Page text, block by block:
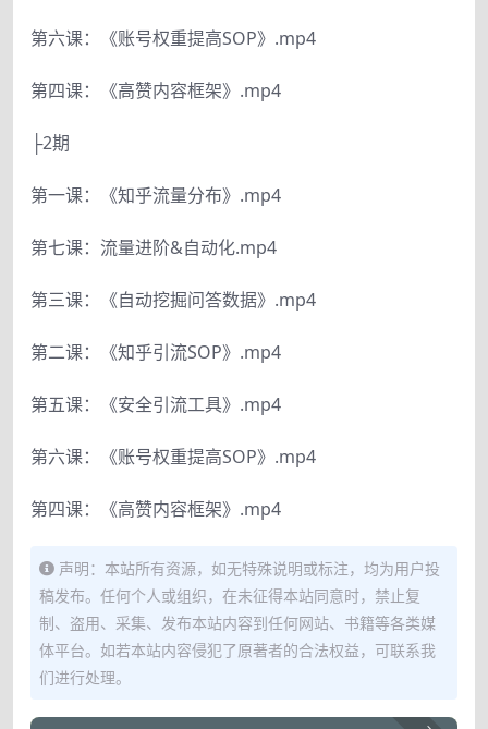
第六课：《账号权重提高SOP》.mp4
第四课：《高赞内容框架》.mp4
├2期
第一课：《知乎流量分布》.mp4
第七课：流量进阶&自动化.mp4
第三课：《自动挖掘问答数据》.mp4
第二课：《知乎引流SOP》.mp4
第五课：《安全引流工具》.mp4
第六课：《账号权重提高SOP》.mp4
第四课：《高赞内容框架》.mp4
声明：本站所有资源，如无特殊说明或标注，均为用户投
稿发布。任何个人或组织，在未征得本站同意时，禁止复
制、盗用、采集、发布本站内容到任何网站、书籍等各类媒
体平台。如若本站内容侵犯了原著者的合法权益，可联系我
们进行处理。